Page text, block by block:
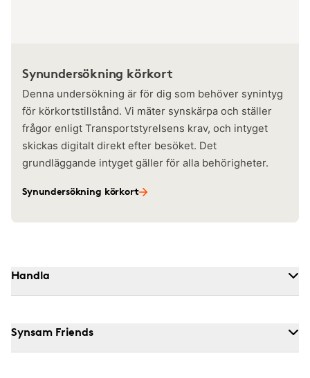
Synundersökning körkort
Denna undersökning är för dig som behöver synintyg
för körkortstillstånd. Vi mäter synskärpa och ställer
frågor enligt Transportstyrelsens krav, och intyget
skickas digitalt direkt efter besöket. Det
grundläggande intyget gäller för alla behörigheter.
Synundersökning körkort
Handla
Synsam Friends